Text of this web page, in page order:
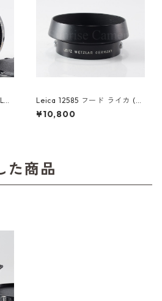
Leica 12585 フード ライカ (2
3616)
¥10,800
た商品